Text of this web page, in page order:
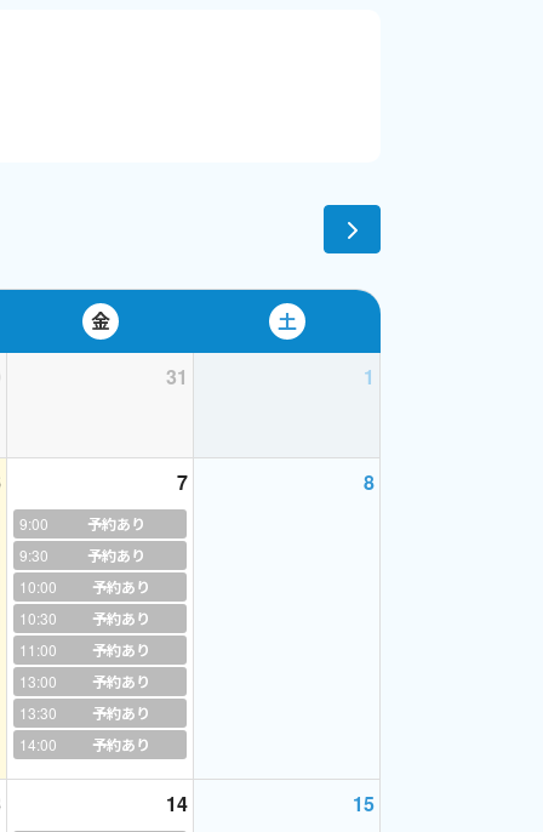
お知らせします
め、
金
土
31 1
7
9:00 予約あり
9:30 予約あり
10:00 予約あり
10:30 予約あり
11:00 予約あり
13:00 予約あり
13:30 予約あり
14:00 予約あり
8
14 15